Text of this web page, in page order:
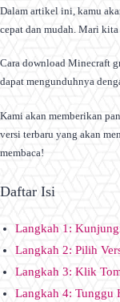
Dalam artikel ini, kamu
cepat dan mudah. Mari
Cara download Minecraft
dapat mengunduhnya
Kami akan memberikan
versi terbaru yang akan
membaca!
Daftar Isi
Langkah 1:
Langkah 2: Pilih
Langkah 3: Klik
Langkah 4: Tunggu